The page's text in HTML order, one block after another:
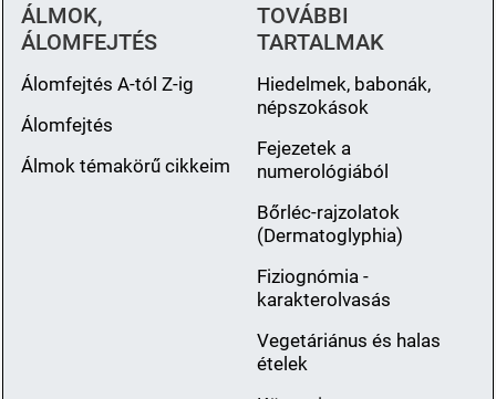
ÁLMOK,
ÁLOMFEJTÉS
Álomfejtés A-tól Z-ig
Álomfejtés
Álmok témakörű cikkeim
TOVÁBBI
TARTALMAK
Hiedelmek, babonák,
népszokások
Fejezetek a
numerológiából
Bőrléc-rajzolatok
(Dermatoglyphia)
Fiziognómia -
karakterolvasás
Vegetáriánus és halas
ételek